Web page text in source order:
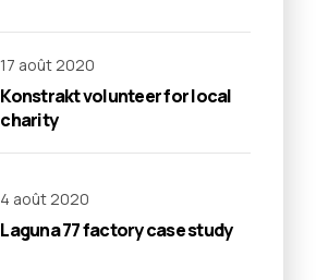
17 août 2020
Konstrakt volunteer for local
charity
4 août 2020
Laguna 77 factory case study